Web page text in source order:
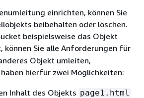
einrichten, können Sie
beibehalten oder löschen.
beispielsweise das Objekt
können Sie alle Anforderungen für
Objekt umleiten,
haben hierfür zwei Möglichkeiten:
Inhalt des Objekts page1.html